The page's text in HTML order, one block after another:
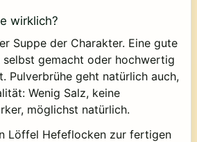
wirklich?
Suppe der Charakter. Eine gute
selbst gemacht oder hochwertig
Pulverbrühe geht natürlich auch,
Wenig Salz, keine
möglichst natürlich.
Löffel Hefeflocken zur fertigen